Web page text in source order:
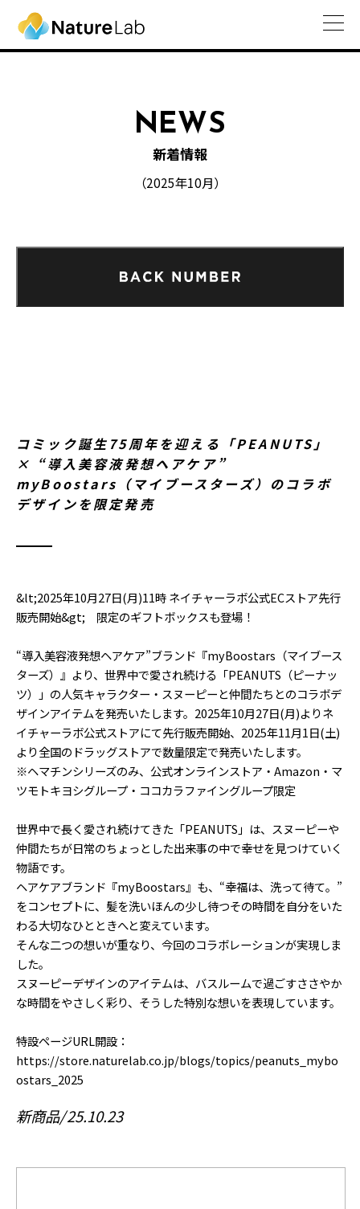
NEWS
新着情報
（2025年10月）
コミック誕生75周年を迎える「PEANUTS」
× “導入美容液発想ヘアケア”
myBoostars（マイブースターズ）のコラボ
デザインを限定発売
&lt;2025年10月27日(月)11時 ネイチャーラボ公式ECストア先行
販売開始&gt; 限定のギフトボックスも登場！
“導入美容液発想ヘアケア”ブランド『myBoostars（マイブース
ターズ）』より、世界中で愛され続ける「PEANUTS（ピーナッ
ツ）」の人気キャラクター・スヌーピーと仲間たちとのコラボデ
ザインアイテムを発売いたします。2025年10月27日(月)よりネ
イチャーラボ公式ストアにて先行販売開始、2025年11月1日(土)
より全国のドラッグストアで数量限定で発売いたします。
※ヘマチンシリーズのみ、公式オンラインストア・Amazon・マ
ツモトキヨシグループ・ココカラファイングループ限定
世界中で長く愛され続けてきた「PEANUTS」は、スヌーピーや
仲間たちが日常のちょっとした出来事の中で幸せを見つけていく
物語です。
ヘアケアブランド『myBoostars』も、“幸福は、洗って待て。”
をコンセプトに、髪を洗いほんの少し待つその時間を自分をいた
わる大切なひとときへと変えています。
そんな二つの想いが重なり、今回のコラボレーションが実現しま
した。
スヌーピーデザインのアイテムは、バスルームで過ごすささやか
な時間をやさしく彩り、そうした特別な想いを表現しています。
特設ページURL開設：
https://store.naturelab.co.jp/blogs/topics/peanuts_mybo
ostars_2025
新商品 25.10.23